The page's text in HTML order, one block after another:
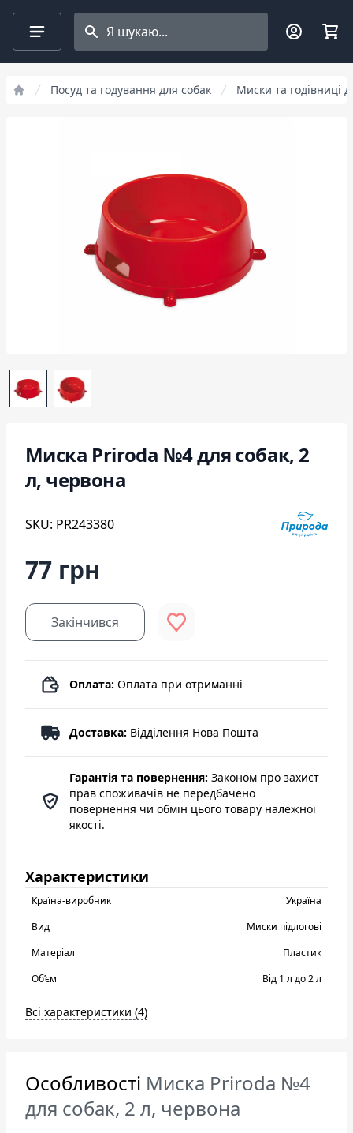
Search projects
Посуд та годування для собак Миски та годівниці
Миска Priroda №4 для собак, 2
л, червона
SKU: PR243380
77 грн
Закінчився
Оплата: Оплата при отриманні
Доставка: Відділення Нова Пошта
Гарантія та повернення: Законом про захист
прав споживачів не передбачено
повернення чи обмін цього товару належної
якості.
Характеристики
Країна-виробник
Україна
Вид
Миски підлогові
Матеріал
Пластик
Об’єм
Від 1 л до 2 л
Всі характеристики (4)
Особливості Миска Priroda №4
для собак, 2 л, червона